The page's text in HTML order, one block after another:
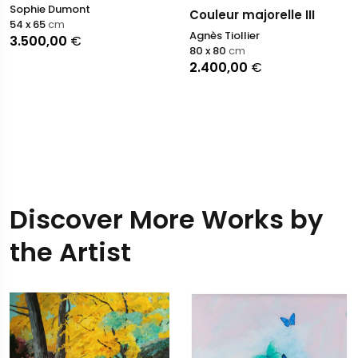
Sophie Dumont
3.500,00 €
54 x 65cm
Couleur majorelle III
Agnès Tiollier
2.400,00 €
80 x 80 cm
Discover More Works by
the Artist